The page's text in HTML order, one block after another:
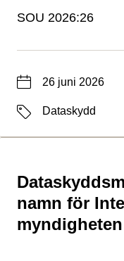
SOU 2026:26
Datum26 juni 2026
EtiketterDataskydd
namn för
myndigheten
Typ av sida